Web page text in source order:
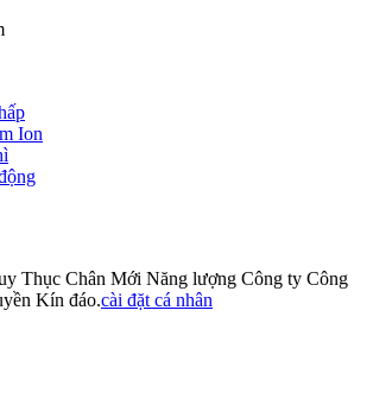
Ion
Thục Chân Mới Năng lượng Công ty Công
Kín đáo.cài đặt cá nhân